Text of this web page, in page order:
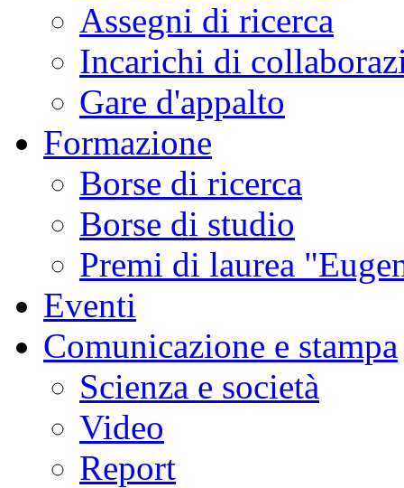
Assegni di ricerca
Incarichi di
Gare d'appalto
Formazione
Borse di ricerca
Borse di studio
Premi di laurea
Eventi
Comunicazione e stampa
Scienza e società
Video
Report